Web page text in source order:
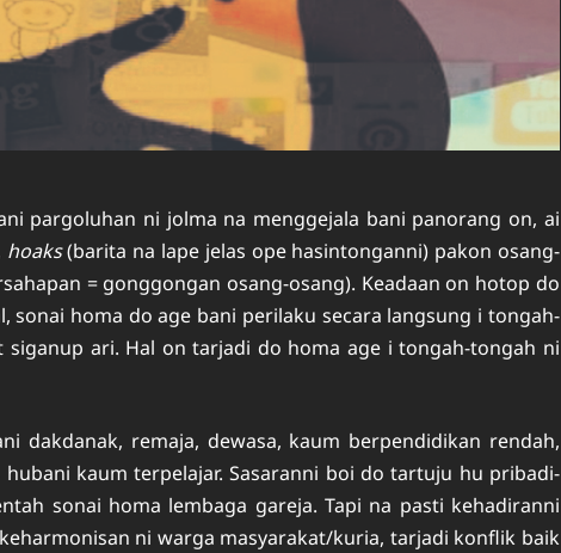
pargoluhan ni jolma na menggejala bani panorang on, ai
hoaks(barita na lape jelas ope hasintonganni) pakon osang-
= gonggongan osang-osang). Keadaan on hotop do
sonai homa do age bani perilaku secara langsung i tongah-
ari. Hal on tarjadi do homa age i tongah-tongah ni
dakdanak, remaja, dewasa, kaum berpendidikan rendah,
kaum terpelajar. Sasaranni boi do tartuju hu pribadi-
sonai homa lembaga gareja. Tapi na pasti kehadiranni
ni warga masyarakat/kuria, tarjadi konflik baik